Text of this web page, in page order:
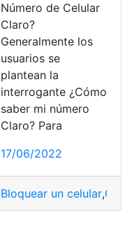
Número de Celular
Claro?
Generalmente los
usuarios se
plantean la
interrogante ¿Cómo
saber mi número
Claro? Para
17/06/2022
Bloquear un celular,